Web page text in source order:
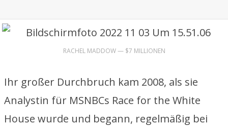
RACHEL MADDOW — $7 MILLIONEN
Ihr großer Durchbruch kam 2008, als sie
Analystin für MSNBCs Race for the White
House wurde und begann, regelmäßig bei